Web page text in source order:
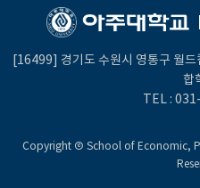
[16499] 경기도 수원시 영통구 월
합
TEL :
Copyright Ⓒ School of Economic,